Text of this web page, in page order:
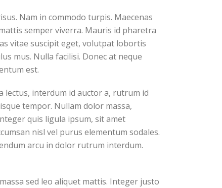
Nam in commodo turpis. Maecenas
semper viverra. Mauris id pharetra
vitae suscipit eget, volutpat lobortis
mus. Nulla facilisi. Donec at neque
est.
lectus, interdum id auctor a, rutrum id
tempor. Nullam dolor massa,
quis ligula ipsum, sit amet
nisl vel purus elementum sodales.
arcu in dolor rutrum interdum.
sed leo aliquet mattis. Integer justo